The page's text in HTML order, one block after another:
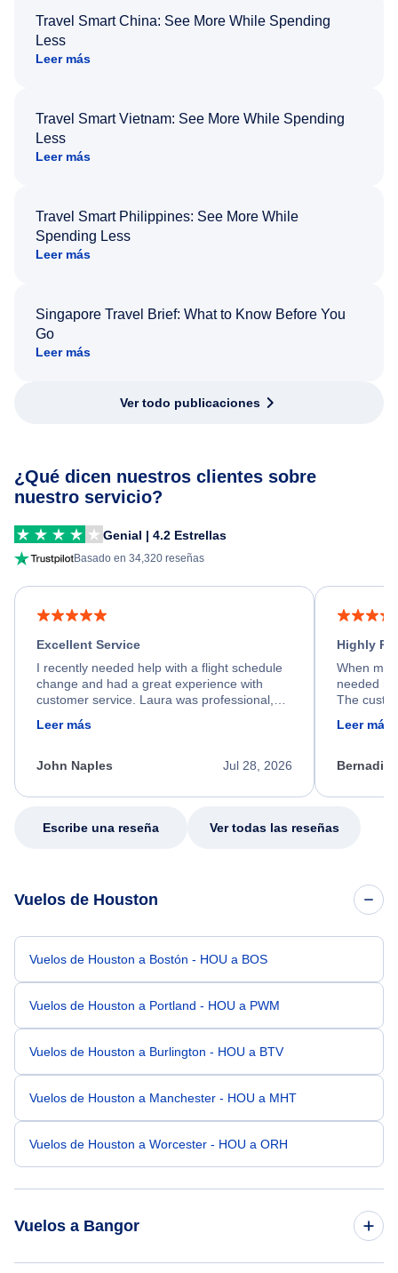
Travel Smart China: See More While Spending
Less
Leer más
Travel Smart Vietnam: See More While Spending
Less
Leer más
Travel Smart Philippines: See More While
Spending Less
Leer más
Singapore Travel Brief: What to Know Before You
Go
Leer más
Ver todo publicaciones
¿Qué dicen nuestros clientes sobre
nuestro servicio?
Genial | 4.2 Estrellas
Basado en 34,320 reseñas
Excellent Service
I recently needed help with a flight schedule
change and had a great experience with
customer service. Laura was professional,
friendly, and very helpful throughout the
process. She quickly found a solution and
appreciate her excellent service.
Leer más
Jul 28, 2026
John Naples
Highly
When my
needed
The
calm,
my issue.
Leer más
Escribe una reseña Ver todas las reseñas
Vuelos de Houston
Vuelos de Houston a Bostón - HOU a BOS
Vuelos de Houston a Portland - HOU a PWM
Vuelos de Houston a Burlington - HOU a BTV
Vuelos de Houston a Manchester - HOU a MHT
Vuelos de Houston a Worcester - HOU a ORH
Vuelos a Bangor